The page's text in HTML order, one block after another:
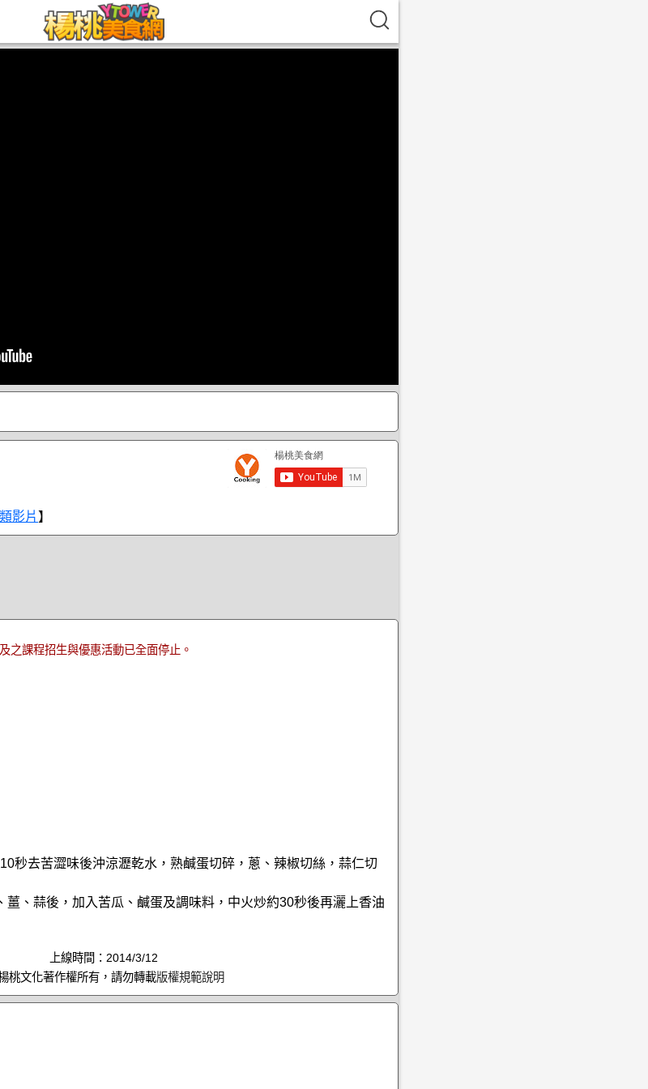
影片 】
之課程招生與優惠活動已全面停止。
秒去苦澀味後沖涼瀝乾水，熟鹹蛋切碎，蔥、辣椒切絲，蒜仁切
薑、蒜後，加入苦瓜、鹹蛋及調味料，中火炒約30秒後再灑上香油
上線時間：2014/3/12
桃文化著作權所有，請勿轉載版權規範說明